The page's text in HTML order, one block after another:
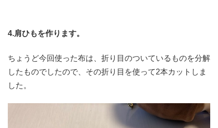
4.肩ひもを作ります。
ちょうど今回使った布は、折り目のついているものを分解
したものでしたので、その折り目を使って2本カットしま
した。